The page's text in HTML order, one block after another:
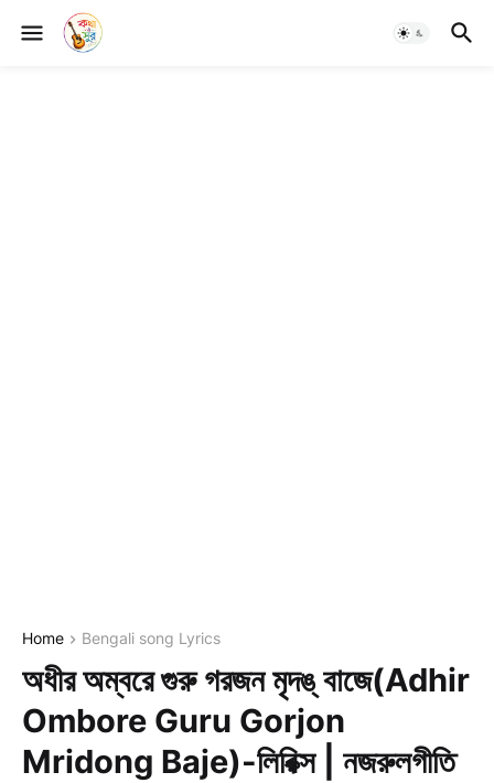
Home Bengali song Lyrics
অধীর অম্বরে গুরু গরজন মৃদঙ্ বাজে(Adhir
Ombore Guru Gorjon
Mridong Baje)-লিরিক্স | নজরুলগীতি